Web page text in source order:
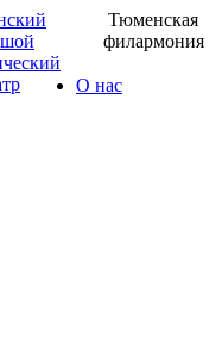
Тюменская
филармония
О нас